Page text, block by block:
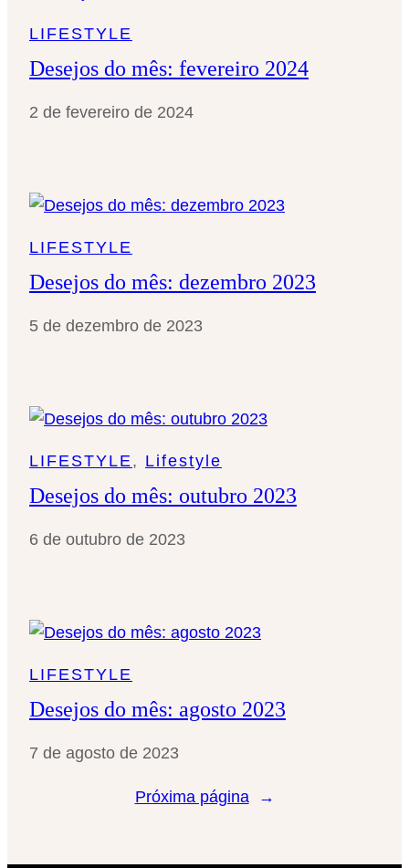
LIFESTYLE
Desejos do mês: fevereiro 2024
2 de fevereiro de 2024
LIFESTYLE
Desejos do mês: dezembro 2023
5 de dezembro de 2023
LIFESTYLE , Lifestyle
Desejos do mês: outubro 2023
6 de outubro de 2023
LIFESTYLE
Desejos do mês: agosto 2023
7 de agosto de 2023
Próxima página →